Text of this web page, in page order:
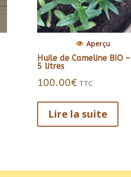
Aperçu
Huile de Cameline BIO
5 litres
100.00€ TTC
Lire la suite